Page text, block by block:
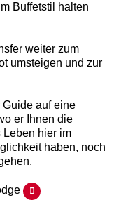
Buffetstil halten
weiter zum
umsteigen und zur
Guide auf eine
er Ihnen die
Leben hier im
haben, noch